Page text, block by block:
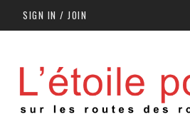
SIGN IN / JOIN